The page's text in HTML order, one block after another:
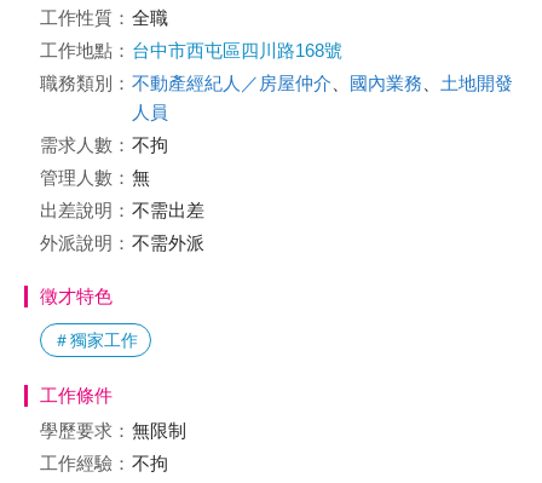
工作性質： 全職
工作地點： 台中市西屯區四川路168號
職務類別： 不動產經紀人／房屋仲介 國內業務
土地開發
人員
需求人數： 不拘
管理人數： 無
出差說明： 不需出差
外派說明： 不需外派
徵才特色
＃獨家工作
工作條件
學歷要求： 無限制
工作經驗： 不拘